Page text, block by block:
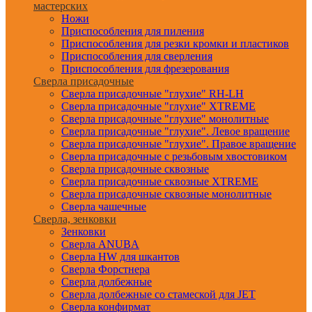
мастерских
Ножи
Приспособления для пиления
Приспособления для резки кромки и пластиков
Приспособления для сверления
Приспособления для фрезерования
Сверла присадочные
Сверла присадочные "глухие" RH-LH
Сверла присадочные "глухие" XTREME
Сверла присадочные "глухие" монолитные
Сверла присадочные "глухие". Левое вращение
Сверла присадочные "глухие". Правое вращение
Сверла присадочные с резьбовым хвостовиком
Сверла присадочные сквозные
Сверла присадочные сквозные XTREME
Сверла присадочные сквозные монолитные
Сверла чашечные
Сверла, зенковки
Зенковки
Сверла ANUBA
Сверла HW для шкантов
Сверла Форстнера
Сверла долбежные
Сверла долбежные со стамеской для JET
Сверла конфирмат